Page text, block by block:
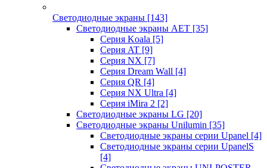
Светодиодные экраны [143]
Светодиодные экраны AET [35]
Cерия Koala [5]
Серия AT [9]
Серия NX [7]
Серия Dream Wall [4]
Серия QR [4]
Серия NX Ultra [4]
Серия iMira 2 [2]
Светодиодные экраны LG [20]
Светодиодные экраны Unilumin [35]
Светодиодные экраны серии Upanel [4]
Светодиодные экраны серии UpanelS
[4]